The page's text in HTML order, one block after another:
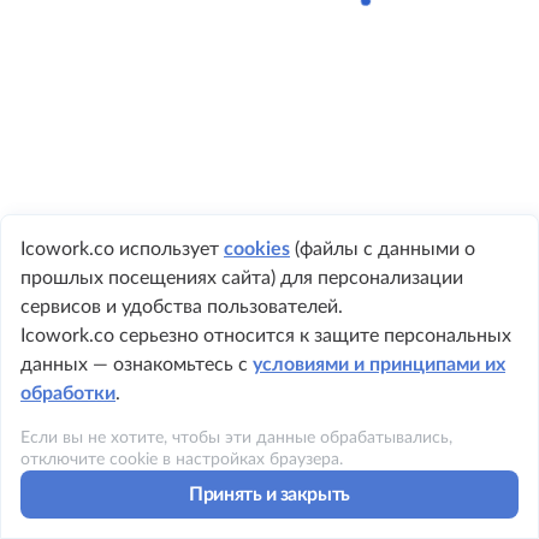
Icowork.co использует cookies (файлы с данными о
прошлых посещениях сайта) для персонализации
сервисов и удобства пользователей.
Icowork.co серьезно относится к защите персональных
данных — ознакомьтесь с условиями и принципами их
обработки.
Если вы не хотите, чтобы эти данные обрабатывались,
отключите cookie в настройках браузера.
Принять и закрыть
+ 7 495 149-8999
Политика конфиденциальности
Условия использования